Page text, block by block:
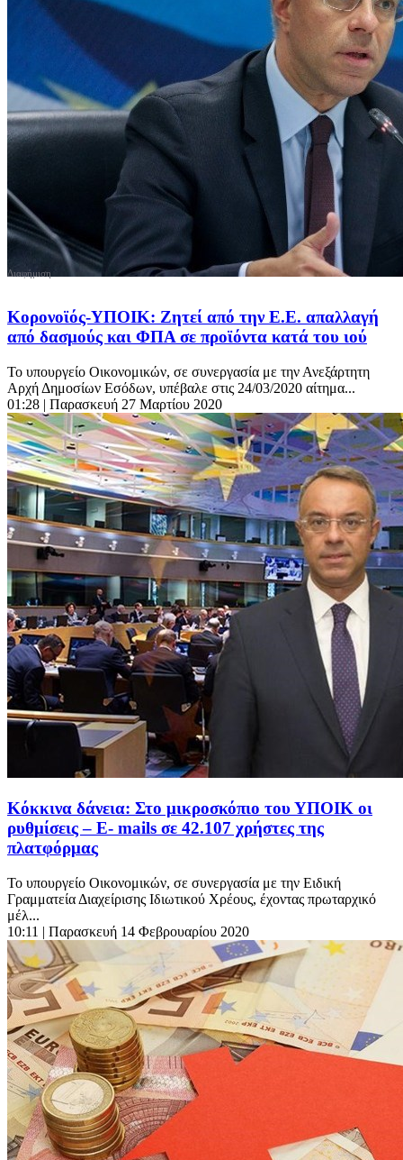
Κορονοϊός-ΥΠΟΙΚ: Ζητεί από την Ε.Ε. απαλλαγή
από δασμούς και ΦΠΑ σε προϊόντα κατά του ιού
Το υπουργείο Οικονομικών, σε συνεργασία με την Ανεξάρτητη
Αρχή Δημοσίων Εσόδων, υπέβαλε στις 24/03/2020 αίτημα...
01:28 | Παρασκευή 27 Μαρτίου 2020
Κόκκινα δάνεια: Στο μικροσκόπιο του ΥΠΟΙΚ οι
ρυθμίσεις – E- mails σε 42.107 χρήστες της
πλατφόρμας
Το υπουργείο Οικονομικών, σε συνεργασία με την Ειδική
Γραμματεία Διαχείρισης Ιδιωτικού Χρέους, έχοντας πρωταρχικό
μέλ...
10:11 | Παρασκευή 14 Φεβρουαρίου 2020